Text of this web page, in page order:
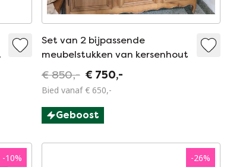
Set van 2 bijpassende
meubelstukken van kersenhout
€ 850,- € 750,-
Bied vanaf € 650,-
Geboost
-10% -26%